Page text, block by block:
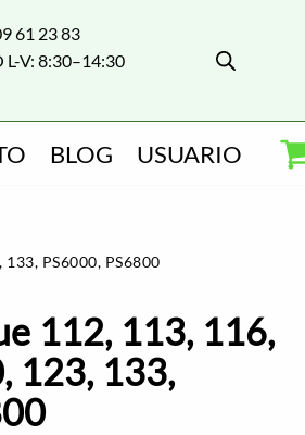
61 23 83
L-V: 8:30–14:30
BLOG USUARIO
PS6000, PS6800
112, 113, 116,
123, 133,